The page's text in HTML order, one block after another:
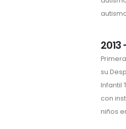
2013
su
Infantil
con
niños